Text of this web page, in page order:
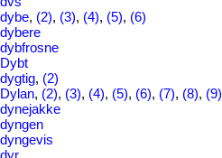
dybe, (2), (3), (4), (5), (6)
dybere
dybfrosne
Dybt
dygtig, (2)
Dylan, (2), (3), (4), (5), (6), (7), (8), (9)
dynejakke
dyngen
dyngevis
dyr